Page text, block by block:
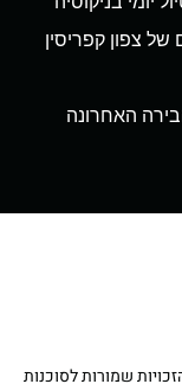
של צפון קפריסין
האחרונה
שמורות לסוכנות